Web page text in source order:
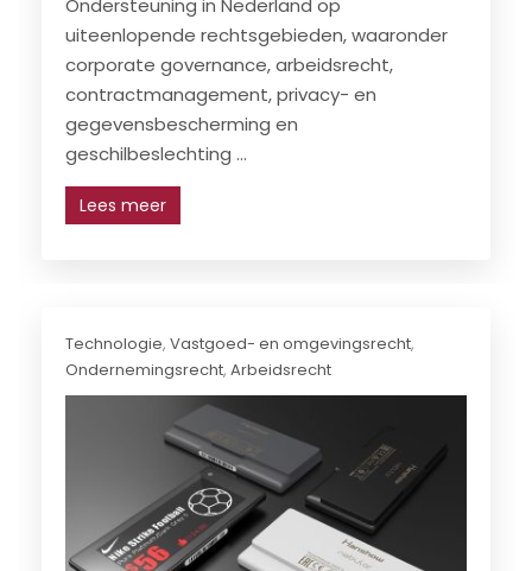
Ondersteuning in Nederland op
uiteenlopende rechtsgebieden, waaronder
corporate governance, arbeidsrecht,
contractmanagement, privacy- en
gegevensbescherming en
geschilbeslechting ...
Lees meer
Technologie, Vastgoed- en omgevingsrecht,
Ondernemingsrecht, Arbeidsrecht